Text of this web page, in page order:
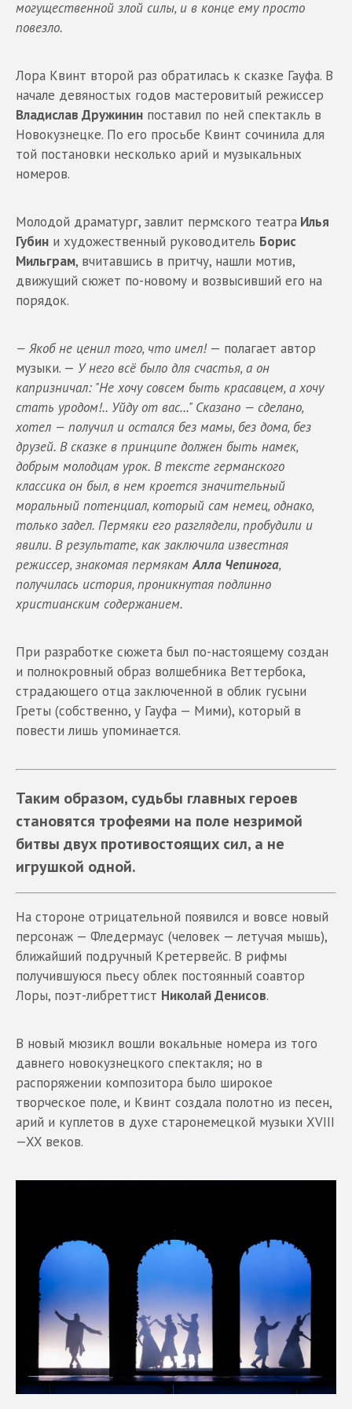
могущественной злой силы, и в конце ему просто
повезло.
Лора Квинт второй раз обратилась к сказке Гауфа. В
начале девяностых годов мастеровитый режиссер
Владислав Дружинин поставил по ней спектакль в
Новокузнецке. По его просьбе Квинт сочинила для
той постановки несколько арий и музыкальных
номеров.
Молодой драматург, завлит пермского театра Илья
Губин и художественный руководитель Борис
Мильграм, вчитавшись в притчу, нашли мотив,
движущий сюжет по-новому и возвысивший его на
порядок.
— Якоб не ценил того, что имел!— полагает автор
музыки. — У него всё было для счастья,а он
капризничал: "Не хочу совсем быть красавцем, а хочу
стать уродом!.. Уйду от вас..."Сказано — сделано,
хотел — получил и остался без мамы, без дома, без
друзей. В сказке в принципе должен быть намек,
добрым молодцам урок. В тексте германского
классика он был, в нем кроется значительный
моральный потенциал, который сам немец, однако,
только задел. Пермяки его разглядели, пробудили и
явили. В результате, как заключила известная
режиссер, знакомая пермякамАлла Чепинога,
получилась история,проникнутая подлинно
христианским содержанием.
При разработке сюжета был по-настоящему создан
и полнокровный образ волшебника Веттербока,
страдающего отца заключенной в облик гусыни
Греты (собственно, у Гауфа — Мими), который в
повести лишь упоминается.
Таким образом, судьбы главных героев
становятся трофеями на поле незримой
битвы двух противостоящих сил, а не
игрушкой одной.
На стороне отрицательной появился и вовсе новый
персонаж — Фледермаус (человек — летучая мышь),
ближайший подручный Кретервейс. В рифмы
получившуюся пьесу облек постоянный соавтор
Лоры, поэт-либреттист Николай Денисов.
В новый мюзикл вошли вокальные номера из того
давнего новокузнецкого спектакля; но в
распоряжении композитора было широкое
творческое поле, и Квинт создала полотно из песен,
арий и куплетов в духе старонемецкой музыки XVIII
—XX веков.